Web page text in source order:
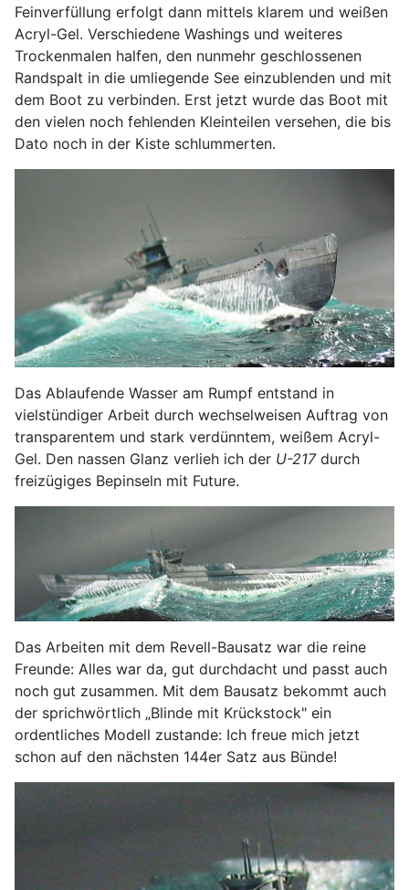
Feinverfüllung erfolgt dann mittels klarem und weißen
Acryl-Gel. Verschiedene Washings und weiteres
Trockenmalen halfen, den nunmehr geschlossenen
Randspalt in die umliegende See einzublenden und mit
dem Boot zu verbinden. Erst jetzt wurde das Boot mit
den vielen noch fehlenden Kleinteilen versehen, die bis
Dato noch in der Kiste schlummerten.
Das Ablaufende Wasser am Rumpf entstand in
vielstündiger Arbeit durch wechselweisen Auftrag von
transparentem und stark verdünntem, weißem Acryl-
Gel. Den nassen Glanz verlieh ich der U-217durch
freizügiges Bepinseln mit Future.
Das Arbeiten mit dem Revell-Bausatz war die reine
Freunde: Alles war da, gut durchdacht und passt auch
noch gut zusammen. Mit dem Bausatz bekommt auch
der sprichwörtlich „Blinde mit Krückstock" ein
ordentliches Modell zustande: Ich freue mich jetzt
schon auf den nächsten 144er Satz aus Bünde!